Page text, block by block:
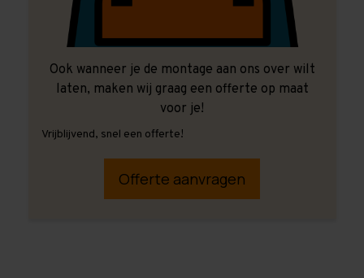
Ook wanneer je de montage aan ons over wilt
laten, maken wij graag een offerte op maat
voor je!
Vrijblijvend, snel een offerte!
Offerte aanvragen